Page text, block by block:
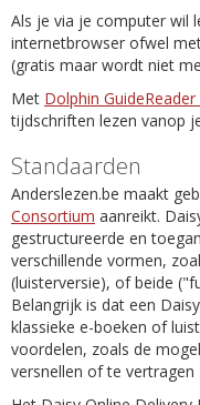
Als je via je computer wil
internetbrowser ofwel
(gratis maar wordt niet
Met Dolphin GuideReader
tijdschriften lezen vanop
Standaarden
Anderslezen.be maakt
Consortium aanreikt.
gestructureerde en
verschillende vormen,
(luisterversie), of beide
Belangrijk is dat een
klassieke e-boeken of
voordelen, zoals de
versnellen of te vertragen